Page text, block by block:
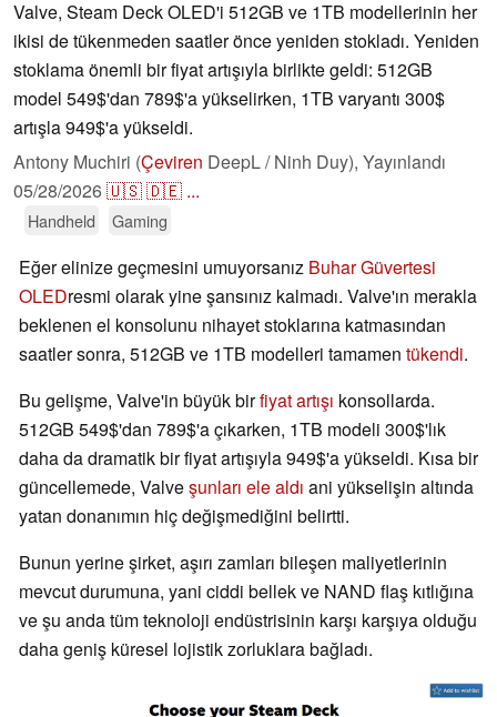
Valve, Steam Deck OLED'i 512GB ve 1TB modellerinin her
ikisi de tükenmeden saatler önce yeniden stokladı. Yeniden
stoklama önemli bir fiyat artışıyla birlikte geldi: 512GB
model 549$'dan 789$'a yükselirken, 1TB varyantı 300$
artışla 949$'a yükseldi.
Antony Muchiri (Çeviren DeepL / Ninh Duy), Yayınlandı
05/28/2026🇺🇸🇩🇪 ...
Handheld Gaming
Eğer elinize geçmesini umuyorsanız Buhar Güvertesi
OLEDresmi olarak yine şansınız kalmadı. Valve'ın merakla
beklenen el konsolunu nihayet stoklarına katmasından
saatler sonra, 512GB ve 1TB modelleri tamamen tükendi.
Bu gelişme, Valve'in büyük birfiyat artışı konsollarda.
512GB 549$'dan 789$'a çıkarken, 1TB modeli 300$'lık
daha da dramatik bir fiyat artışıyla 949$'a yükseldi. Kısa bir
güncellemede, Valveşunları ele aldı ani yükselişin altında
yatan donanımın hiç değişmediğini belirtti.
Bunun yerine şirket, aşırı zamları bileşen maliyetlerinin
mevcut durumuna, yani ciddi bellek ve NAND flaş kıtlığına
ve şu anda tüm teknoloji endüstrisinin karşı karşıya olduğu
daha geniş küresel lojistik zorluklara bağladı.